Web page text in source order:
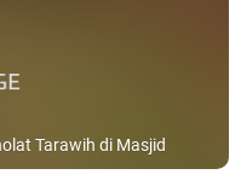
Tarawih di Masjid